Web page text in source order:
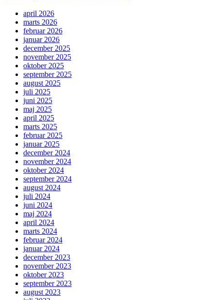
april 2026
marts 2026
februar 2026
januar 2026
december 2025
november 2025
oktober 2025
september 2025
august 2025
juli 2025
juni 2025
maj 2025
april 2025
marts 2025
februar 2025
januar 2025
december 2024
november 2024
oktober 2024
september 2024
august 2024
juli 2024
juni 2024
maj 2024
april 2024
marts 2024
februar 2024
januar 2024
december 2023
november 2023
oktober 2023
september 2023
august 2023